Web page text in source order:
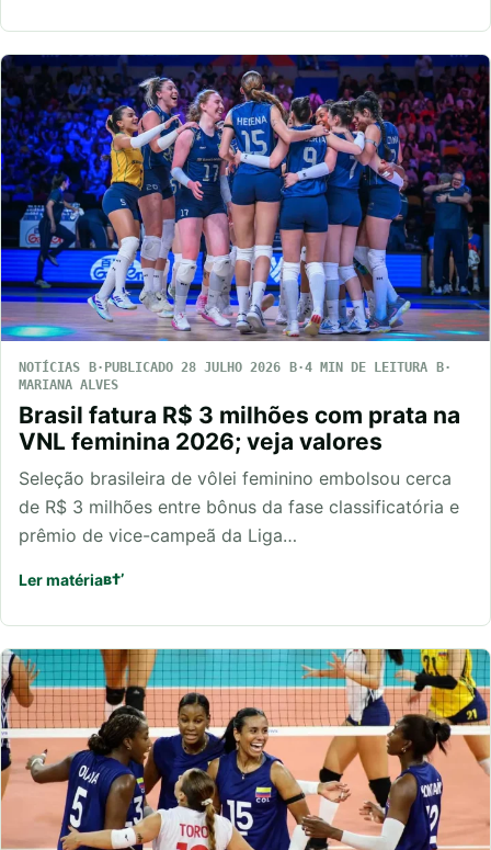
NOTÍCIAS PUBLICADO 28 JULHO 2026
4 MIN DE LEITURA
MARIANA ALVES
Brasil fatura R$ 3 milhões com prata na
VNL feminina 2026; veja valores
Seleção brasileira de vôlei feminino embolsou cerca
de R$ 3 milhões entre bônus da fase classificatória e
prêmio de vice-campeã da Liga…
Ler matéria